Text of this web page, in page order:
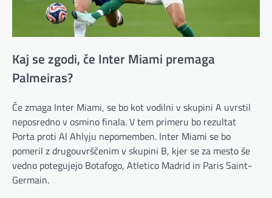
Kaj se zgodi, če Inter Miami premaga
Palmeiras?
Če zmaga Inter Miami, se bo kot vodilni v skupini A uvrstil
neposredno v osmino finala. V tem primeru bo rezultat
Porta proti Al Ahlyju nepomemben. Inter Miami se bo
pomeril z drugouvrščenim v skupini B, kjer se za mesto še
vedno potegujejo Botafogo, Atletico Madrid in Paris Saint-
Germain.